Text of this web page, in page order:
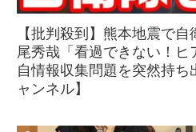
【批判殺到】熊本地震で
尾秀哉「看過できない！ヒ
自情報収集問題を突然持ち
ャンネル】